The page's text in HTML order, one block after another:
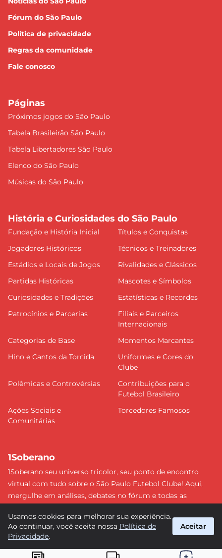
Fórum do São Paulo
Política de privacidade
Regras da comunidade
Fale conosco
Páginas
Próximos jogos do São Paulo
Tabela Brasileirão São Paulo
Tabela Libertadores São Paulo
Elenco do São Paulo
Músicas do São Paulo
História e Curiosidades do São Paulo
Fundação e História Inicial
Títulos e Conquistas
Jogadores Históricos
Técnicos e Treinadores
Estádios e Locais de Jogos
Rivalidades e Clássicos
Partidas Históricas
Mascotes e Símbolos
Curiosidades e Tradições
Estatísticas e Recordes
Patrocínios e Parcerias
Filiais e Parceiros
Internacionais
Categorias de Base
Momentos Marcantes
Hino e Cantos da Torcida
Uniformes e Cores do
Clube
Polêmicas e Controvérsias
Contribuições para o
Futebol Brasileiro
Ações Sociais e
Comunitárias
Torcedores Famosos
1Soberano
1Soberano seu universo tricolor, seu ponto de encontro
virtual com tudo sobre o São Paulo Futebol Clube! Aqui,
mergulhe em análises, debates no fórum e todas as
detalhe e faça parte dessa comunidade apaixonada pelo
tricolor paulista. #SPFC #SãoPaulo #1Soberano
Usamos cookies para melhorar sua experiência.
Ao continuar, você aceita nossa Política de
Privacidade.
Aceitar